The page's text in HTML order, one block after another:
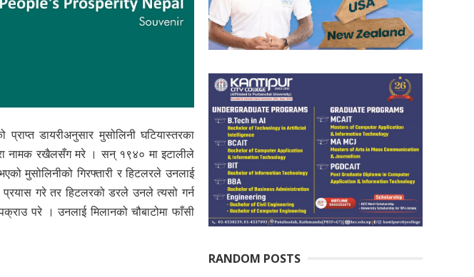
डायरीअनुसार मुसोलिनी घटियास्तरका
नामक रखैलसँग मरे । सन् १९४० मा इटालीले
मुसोलिनीको गिरफ्तारी र हिटलरले उनलाई
प्रयास गरे तर हिटलरको डरले उनले त्यसो गर्न
परे । उनलाई मिलानको चौबाटोमा फाँसी
RANDOM POSTS